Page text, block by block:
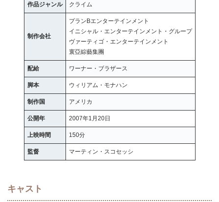
作品ジャンル クライム
制作会社
プランBエンターテインメント
イニシャル・エンターテインメント・グループ
ヴァーティゴ・エンターテインメント
寰亞綜藝集團
配給 ワーナー・ブラザース
脚本 ウィリアム・モナハン
制作国 アメリカ
公開年 2007年1月20日
上映時間 150分
監督 マーティン・スコセッシ
キャスト